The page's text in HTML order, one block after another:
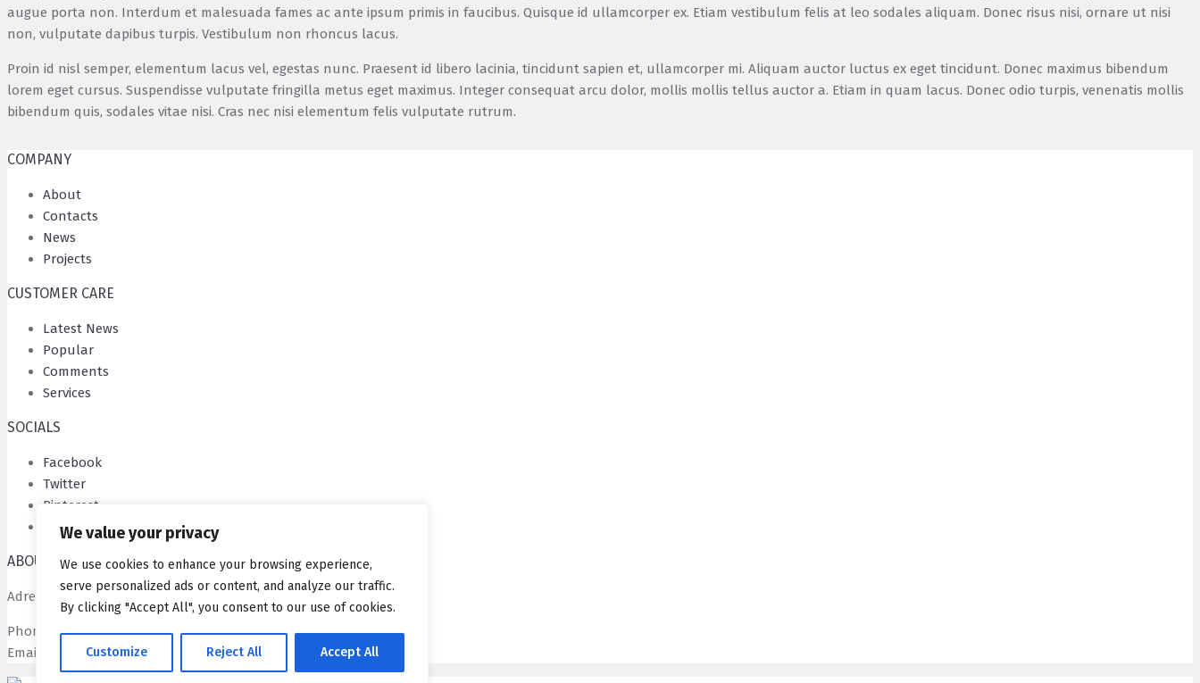
We value your privacy
We use cookies to enhance your browsing experience,
serve personalized ads or content, and analyze our traffic.
By clicking "Accept All", you consent to our use of cookies.
Customize Reject All Accept All
augue porta non. Interdum et malesuada fames ac ante ipsum primis in faucibus. Quisque id ullamcorper ex. Etiam vestibulum felis at leo sodales aliquam. Donec risus nisi, ornare ut nisi
non, vulputate dapibus turpis. Vestibulum non rhoncus lacus.
Proin id nisl semper, elementum lacus vel, egestas nunc. Praesent id libero lacinia, tincidunt sapien et, ullamcorper mi. Aliquam auctor luctus ex eget tincidunt. Donec maximus bibendum
lorem eget cursus. Suspendisse vulputate fringilla metus eget maximus. Integer consequat arcu dolor, mollis mollis tellus auctor a. Etiam in quam lacus. Donec odio turpis, venenatis mollis
bibendum quis, sodales vitae nisi. Cras nec nisi elementum felis vulputate rutrum.
COMPANY
About
Contacts
News
Projects
CUSTOMER CARE
Latest News
Popular
Comments
Services
SOCIALS
Facebook
Twitter
Pinterest
Behance
ABOUT
Adress: 135 Barnard St. Brooklyn, NY 10036, United States
Phone: 1-800-123-1234
Email:
example@creativelab.com